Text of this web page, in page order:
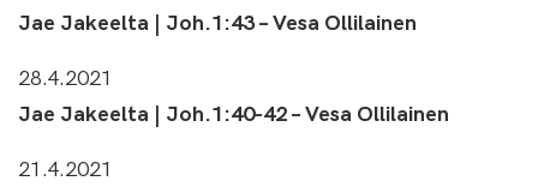
Jae Jakeelta | Joh.1:43 – Vesa Ollilainen
28.4.2021
Jae Jakeelta | Joh.1:40-42 – Vesa Ollilainen
21.4.2021